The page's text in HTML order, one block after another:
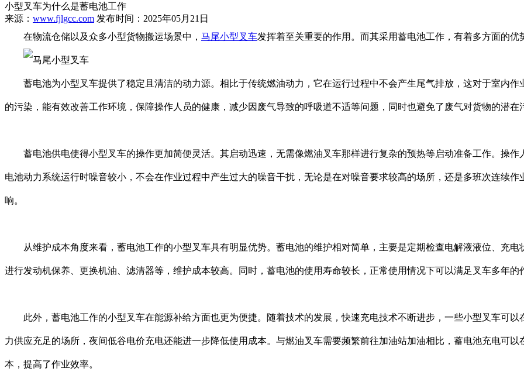
小型叉车为什么是蓄电池工作
来源： www.fjlgcc.com 发布时间：2025年05月21日
在物流仓储以及众多小型货物搬运场景中， 马尾小型叉车发挥着至关重要的作用。而其采用蓄电池工作，有着多方面的优
蓄电池为小型叉车提供了稳定且清洁的动力源。相比于传统燃油动力，它在运行过程中不会产生尾气排放，这对于室内作
的污染，能有效改善工作环境，保障操作人员的健康，减少因废气导致的呼吸道不适等问题，同时也避免了废气对货物的潜在
蓄电池供电使得小型叉车的操作更加简便灵活。其启动迅速，无需像燃油叉车那样进行复杂的预热等启动准备工作。操作
电池动力系统运行时噪音较小，不会在作业过程中产生过大的噪音干扰，无论是在对噪音要求较高的场所，还是多班次连续
响。
从维护成本角度来看，蓄电池工作的小型叉车具有明显优势。蓄电池的维护相对简单，主要是定期检查电解液液位、充电
进行发动机保养、更换机油、滤清器等，维护成本较高。同时，蓄电池的使用寿命较长，正常使用情况下可以满足叉车多年
此外，蓄电池工作的小型叉车在能源补给方面也更为便捷。随着技术的发展，快速充电技术不断进步，一些小型叉车可以
力供应充足的场所，夜间低谷电价充电还能进一步降低使用成本。与燃油叉车需要频繁前往加油站加油相比，蓄电池充电可
本，提高了作业效率。